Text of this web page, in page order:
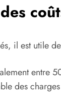
il est utile
des